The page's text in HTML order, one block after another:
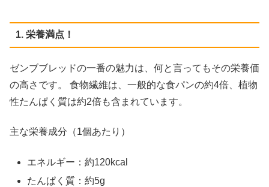
1. 栄養満点！
ゼンブブレッドの一番の魅力は、何と言ってもその栄養価
の高さです。 食物繊維は、一般的な食パンの約4倍、植物
性たんぱく質は約2倍も含まれています。
主な栄養成分（1個あたり）
エネルギー：約120kcal
たんぱく質：約5g